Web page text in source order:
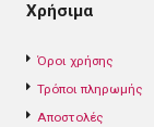
Χρήσιμα
Όροι χρήσης
Τρόποι πληρωμής
Αποστολές